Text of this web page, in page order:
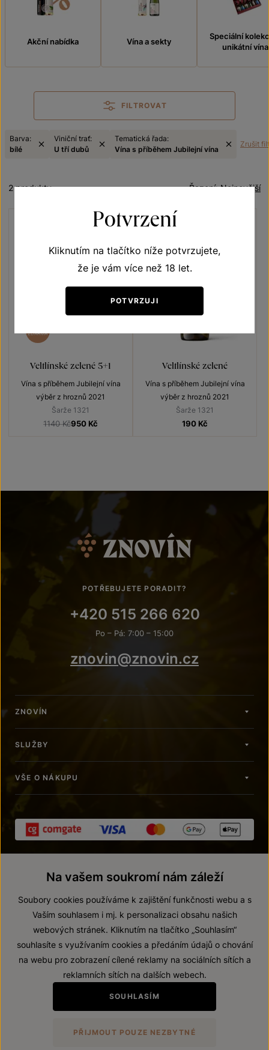
Akční nabídka Vína a sekty
Speciální
unikátní vína
FILTROVAT
Barva:
bílé
Viniční trať:
U tří dubů
Tematická řada:
Vína s příběhem Jubilejní vína
Zrušit
Nejnovější
Řazení:
2 produkty
ZDARMA
Veltlínské zelené 5+1
Vína s příběhem Jubilejní vína
výběr z hroznů 2021
Šarže 1321
1140 Kč950 Kč
Veltlínské zelené
Vína s příběhem Jubilejní vína
výběr z hroznů 2021
Šarže 1321
190 Kč
POTŘEBUJETE PORADIT?
+420 515 266 620
Po – Pá: 7:00 – 15:00
znovin@znovin.cz
ZNOVÍN
SLUŽBY
VŠE O NÁKUPU
© 2026 ZNOVÍN ZNOJMO, a. s.
Prohlášení o přístupnosti
Zákaz prodeje alkoholických nápojů osobám mladším 18 let.
VytvořilwebProgress
Potvrzení
Kliknutím na tlačítko níže potvrzujete,
že je vám více než 18 let.
POTVRZUJI
Na vašem soukromí nám záleží
Soubory cookies používáme k zajištění funkčnosti webu a s
Vaším souhlasem i mj. k personalizaci obsahu našich
webových stránek. Kliknutím na tlačítko „Souhlasím“
souhlasíte s využívaním cookies a předáním údajů o chování
na webu pro zobrazení cílené reklamy na sociálních sítích a
reklamních sítích na dalších webech.
SOUHLASÍM
PŘIJMOUT POUZE NEZBYTNÉ